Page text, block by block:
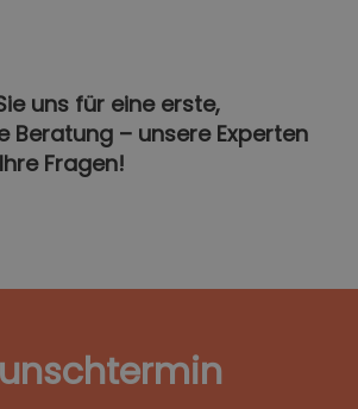
uns für eine erste,
Beratung – unsere Experten
Fragen!